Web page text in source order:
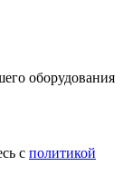
оборудования
с политикой